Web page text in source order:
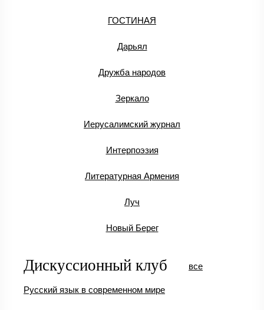
ГОСТИНАЯ
Дарьял
Дружба народов
Зеркало
Иерусалимский журнал
Интерпоэзия
Литературная Армения
Луч
Новый Берег
Дискуссионный клуб
Русский язык в современном мире
все